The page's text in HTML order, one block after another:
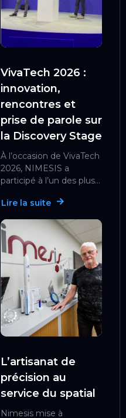
VivaTech 2026 :
innovation,
rencontres et
prise de parole sur
la Discovery Stage
À l’occasion de VivaTech
2026, NIMESIS a
participé à l’un des plus...
Lire la suite
L’artisanat de
précision au
service du spatial
Nimesis mise à